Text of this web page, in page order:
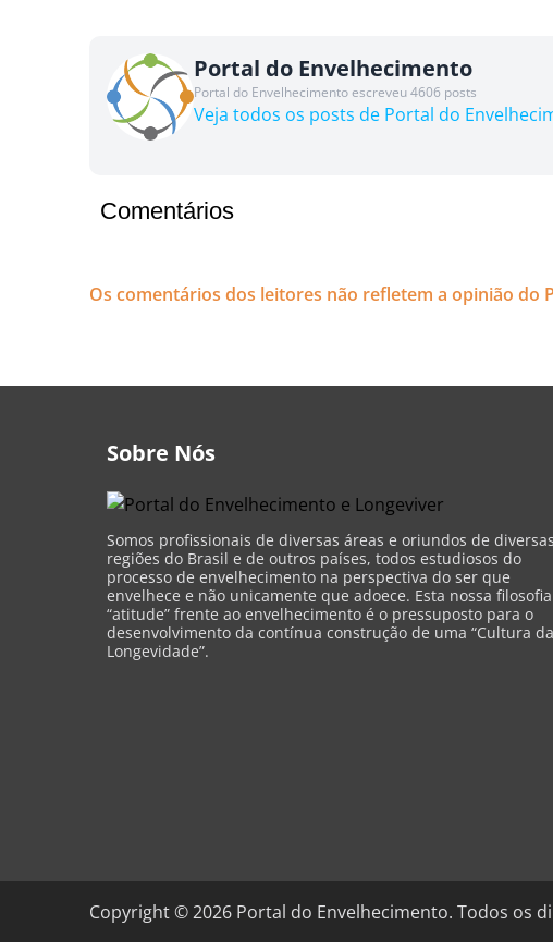
Portal do Envelhecimento
Portal do Envelhecimento escreveu 4606 posts
Veja todos os posts de Portal do
Comentários
Os comentários dos leitores não refletem a opinião do
Sobre Nós
Somos profissionais de diversas áreas e oriundos de diversas
regiões do Brasil e de outros países, todos estudiosos do
processo de envelhecimento na perspectiva do ser que
envelhece e não unicamente que adoece. Esta nossa
“atitude” frente ao envelhecimento é o pressuposto para o
desenvolvimento da contínua construção de uma “Cultura da
Longevidade”.
Copyright ©2026 Portal do Envelhecimento. Todos os